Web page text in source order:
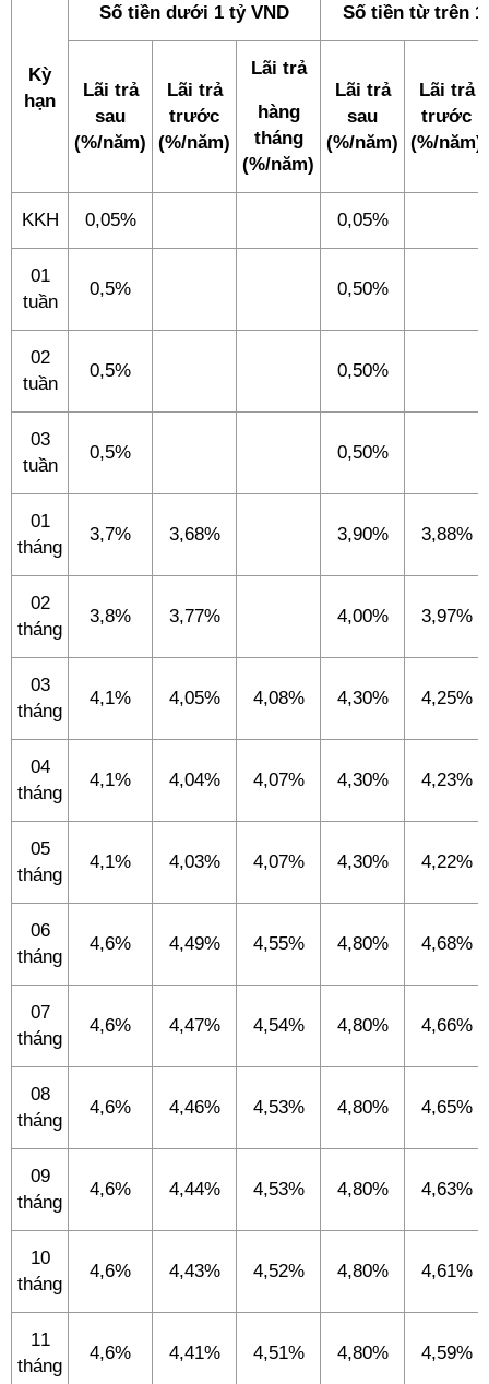
Kỳ
hạn
Số tiền dưới 1 tỷ VND Số tiền từ trên 1
Lãi trả
sau
(%/năm)
Lãi trả
trước
(%/năm)
Lãi trả
hàng
tháng
(%/năm)
Lãi trả
sau
(%/năm)
Lãi trả
trước
(%/năm)
KKH 0,05% 0,05%
01
tuần
0,5% 0,50%
02
tuần
0,5% 0,50%
03
tuần
0,5% 0,50%
01
tháng
3,7% 3,68% 3,90% 3,88%
02
tháng
3,8% 3,77% 4,00% 3,97%
03
tháng
4,1% 4,05% 4,08% 4,30% 4,25%
04
tháng
4,1% 4,04% 4,07% 4,30% 4,23%
05
tháng
4,1% 4,03% 4,07% 4,30% 4,22%
06
tháng
4,6% 4,49% 4,55% 4,80% 4,68%
07
tháng
4,6% 4,47% 4,54% 4,80% 4,66%
08
tháng
4,6% 4,46% 4,53% 4,80% 4,65%
09
tháng
4,6% 4,44% 4,53% 4,80% 4,63%
10
tháng
4,6% 4,43% 4,52% 4,80% 4,61%
11
tháng
4,6% 4,41% 4,51% 4,80% 4,59%